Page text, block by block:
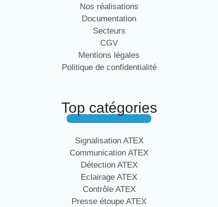
Nos réalisations
Documentation
Secteurs
CGV
Mentions légales
Politique de confidentialité
Top catégories
Signalisation ATEX
Communication ATEX
Détection ATEX
Eclairage ATEX
Contrôle ATEX
Presse étoupe ATEX